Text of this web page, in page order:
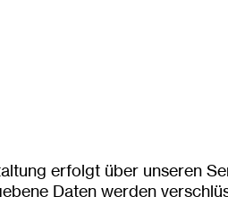
erfolgt über unseren
Daten werden